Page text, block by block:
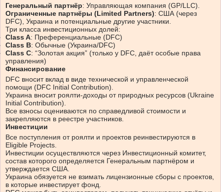
Генеральный партнёр: Управляющая компания (GP/LLC).
Ограниченные партнёры (Limited Partners): США (через
DFC), Украина и потенциальные другие участники.
Три класса инвестиционных долей:
Class A: Преференциальные (DFC)
Class B: Обычные (Украина/DFC)
Class C: “Золотая акция” (только у DFC, даёт особые права
управления)
Финансирование
DFC вносит вклад в виде технической и управленческой
помощи (DFC Initial Contribution).
Украина вносит роялти-доходы от природных ресурсов (Ukraine
Initial Contribution).
Все взносы оцениваются по справедливой стоимости и
закрепляются в реестре участников.
Инвестиции
Все поступления от роялти и проектов реинвестируются в
Eligible Projects.
Инвестиции осуществляются через Инвестиционный комитет,
состав которого определяется Генеральным партнёром и
утверждается США.
Украина обязуется не взимать лицензионные сборы с проектов,
в которые инвестирует фонд.